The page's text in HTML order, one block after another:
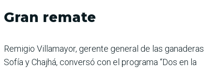
Gran remate
Remigio Villamayor, gerente general de las ganaderas
Sofía y Chajhá, conversó con el programa “Dos en la